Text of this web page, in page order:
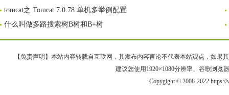
tomcat之 Tomcat 7.0.78 单机多举例配置
什么叫做多路搜索树B树和B+树
【免责声明】本站内容转载自互联网，其发布内容言论不代表本站观点，如果
建议您使用1920×1080分辨率、谷歌浏览
Copygight © 2008-2022